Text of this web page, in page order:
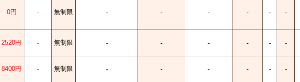
0円 - 無制限 - - - - - -
2520円 - 無制限 - - - - - -
8400円 - 無制限 - - - - - -